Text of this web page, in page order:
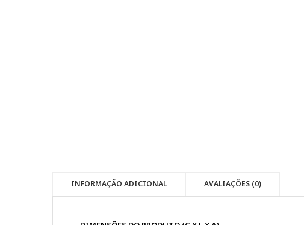
INFORMAÇÃO ADICIONAL AVALIAÇÕES (0)